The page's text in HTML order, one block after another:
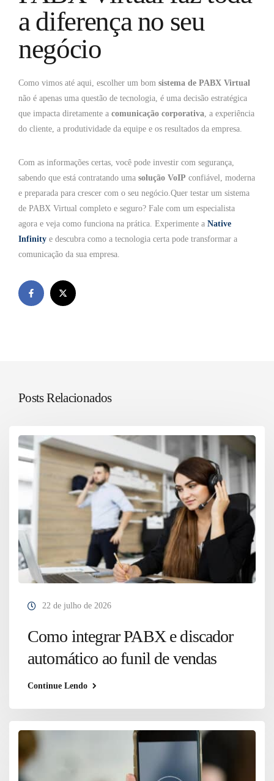
a diferença no seu
negócio
Como vimos até aqui, escolher um bom sistema de PABX Virtual
não é apenas uma questão de tecnologia, é uma decisão estratégica
que impacta diretamente a comunicação corporativa , a experiência
do cliente, a produtividade da equipe e os resultados da empresa.
Com as informações certas, você pode investir com segurança,
sabendo que está contratando uma solução VoIP confiável, moderna
e preparada para crescer com o seu negócio.Quer testar um sistema
de PABX Virtual completo e seguro? Fale com um especialista
agora e veja como funciona na prática. Experimente a Native
Infinity e descubra como a tecnologia certa pode transformar a
comunicação da sua empresa.
Posts Relacionados
22 de julho de 2026
Como integrar PABX e discador
automático ao funil de vendas
Continue Lendo